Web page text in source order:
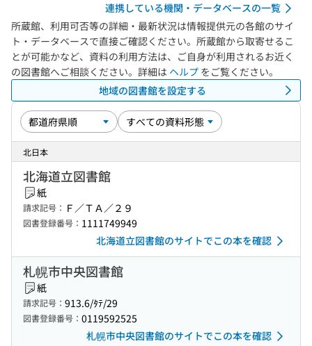
連携している機関・データベースの一覧
所蔵館、利用可否等の詳細・最新状況は情報提供元の各館のサイ
ト・データベースで直接ご確認ください。所蔵館から取寄せるこ
とが可能かなど、資料の利用方法は、ご自身が利用されるお近く
の図書館へご相談ください。詳細は ヘルプ をご覧ください。
地域の図書館を設定する
北日本
北海道立図書館
紙
請求記号： Ｆ／ＴＡ／２９
図書登録番号： 1111749949
北海道立図書館のサイトでこの本を確認
札幌市中央図書館
紙
請求記号： 913.6/ﾀﾃ/29
図書登録番号： 0119592525
札幌市中央図書館のサイトでこの本を確認